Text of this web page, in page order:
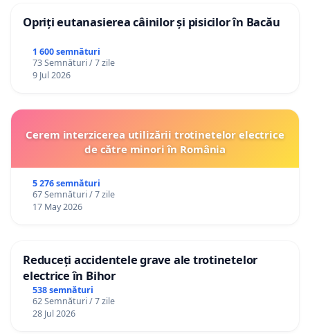
Opriți eutanasierea câinilor și pisicilor în Bacău
1 600 semnături
73 Semnături / 7 zile
9 Jul 2026
Cerem interzicerea utilizării trotinetelor electrice
de către minori în România
5 276 semnături
67 Semnături / 7 zile
17 May 2026
Reduceți accidentele grave ale trotinetelor
electrice în Bihor
538 semnături
62 Semnături / 7 zile
28 Jul 2026